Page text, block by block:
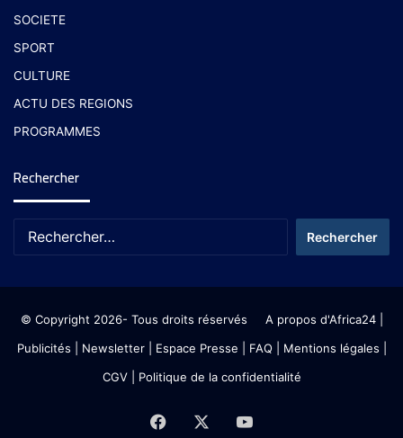
SOCIETE
SPORT
CULTURE
ACTU DES REGIONS
PROGRAMMES
Rechercher
© Copyright 2026- Tous droits réservés A propos d'Africa24|
Publicités
Newsletter| Espace Presse | FAQ | Mentions légales
CGV| Politique de la confidentialité